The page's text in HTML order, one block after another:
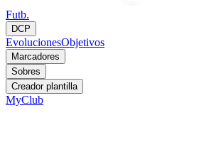
Futb.
DCP
EvolucionesObjetivos
Marcadores
Sobres
Creador plantilla
MyClub